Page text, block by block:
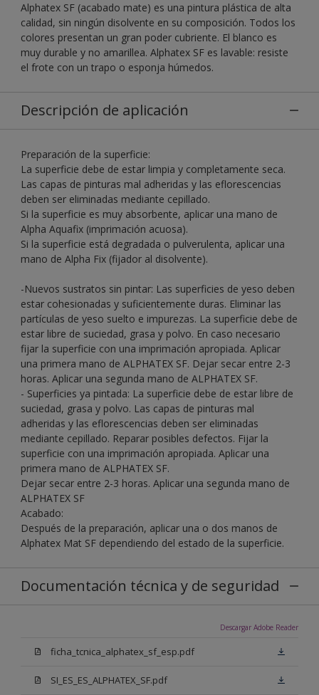
Alphatex SF (acabado mate) es una pintura plástica de alta
calidad, sin ningún disolvente en su composición. Todos los
colores presentan un gran poder cubriente. El blanco es
muy durable y no amarillea. Alphatex SF es lavable: resiste
el frote con un trapo o esponja húmedos.
Descripción de aplicación
Preparación de la superficie:
La superficie debe de estar limpia y completamente seca.
Las capas de pinturas mal adheridas y las eflorescencias
deben ser eliminadas mediante cepillado.
Si la superficie es muy absorbente, aplicar una mano de
Alpha Aquafix (imprimación acuosa).
Si la superficie está degradada o pulverulenta, aplicar una
mano de Alpha Fix (fijador al disolvente).
-Nuevos sustratos sin pintar: Las superficies de yeso deben
estar cohesionadas y suficientemente duras. Eliminar las
partículas de yeso suelto e impurezas. La superficie debe de
estar libre de suciedad, grasa y polvo. En caso necesario
fijar la superficie con una imprimación apropiada. Aplicar
una primera mano de ALPHATEX SF. Dejar secar entre 2-3
horas. Aplicar una segunda mano de ALPHATEX SF.
- Superficies ya pintada: La superficie debe de estar libre de
suciedad, grasa y polvo. Las capas de pinturas mal
adheridas y las eflorescencias deben ser eliminadas
mediante cepillado. Reparar posibles defectos. Fijar la
superficie con una imprimación apropiada. Aplicar una
primera mano de ALPHATEX SF.
Dejar secar entre 2-3 horas. Aplicar una segunda mano de
ALPHATEX SF
Acabado:
Después de la preparación, aplicar una o dos manos de
Alphatex Mat SF dependiendo del estado de la superficie.
Documentación técnica y de seguridad
Descargar Adobe Reader
ficha_tcnica_alphatex_sf_esp.pdf
SI_ES_ES_ALPHATEX_SF.pdf